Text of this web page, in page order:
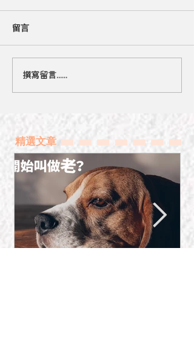
【小心有毒】應避免毛孩
接觸的年花
留言
撰寫留言......
精選文章